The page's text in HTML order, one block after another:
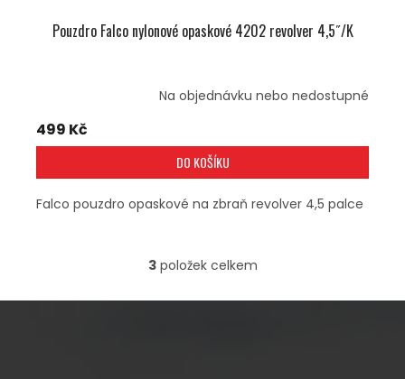
Pouzdro Falco nylonové opaskové 4202 revolver 4,5˝/K
Na objednávku nebo nedostupné
499 Kč
DO KOŠÍKU
Falco pouzdro opaskové na zbraň revolver 4,5 palce
O
L
3položek celkem